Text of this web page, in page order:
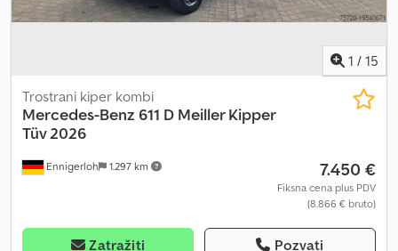
1 / 15
Ennigerloh 1.297 km
Trostrani kiper kombi
Mercedes-Benz 611 D Meiller Kipper
Tüv 2026
7.450 €
Fiksna cena plus PDV
(8.866 € bruto)
Zatražiti Pozvati